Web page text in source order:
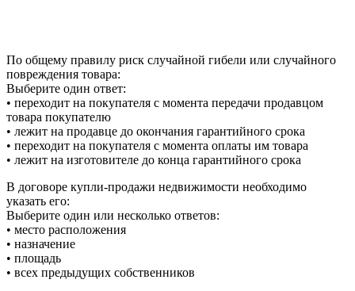
По общему правилу риск случайной гибели или случайного
повреждения товара:
Выберите один ответ:
• переходит на покупателя с момента передачи продавцом
товара покупателю
• лежит на продавце до окончания гарантийного срока
• переходит на покупателя с момента оплаты им товара
• лежит на изготовителе до конца гарантийного срока
В договоре купли-продажи недвижимости необходимо
указать его:
Выберите один или несколько ответов:
• место расположения
• назначение
• площадь
• всех предыдущих собственников